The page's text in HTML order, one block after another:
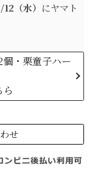
（水） にヤマト
・栗童子ハー
せ